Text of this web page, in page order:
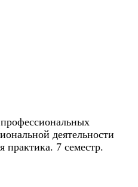
деятельности
7 семестр.